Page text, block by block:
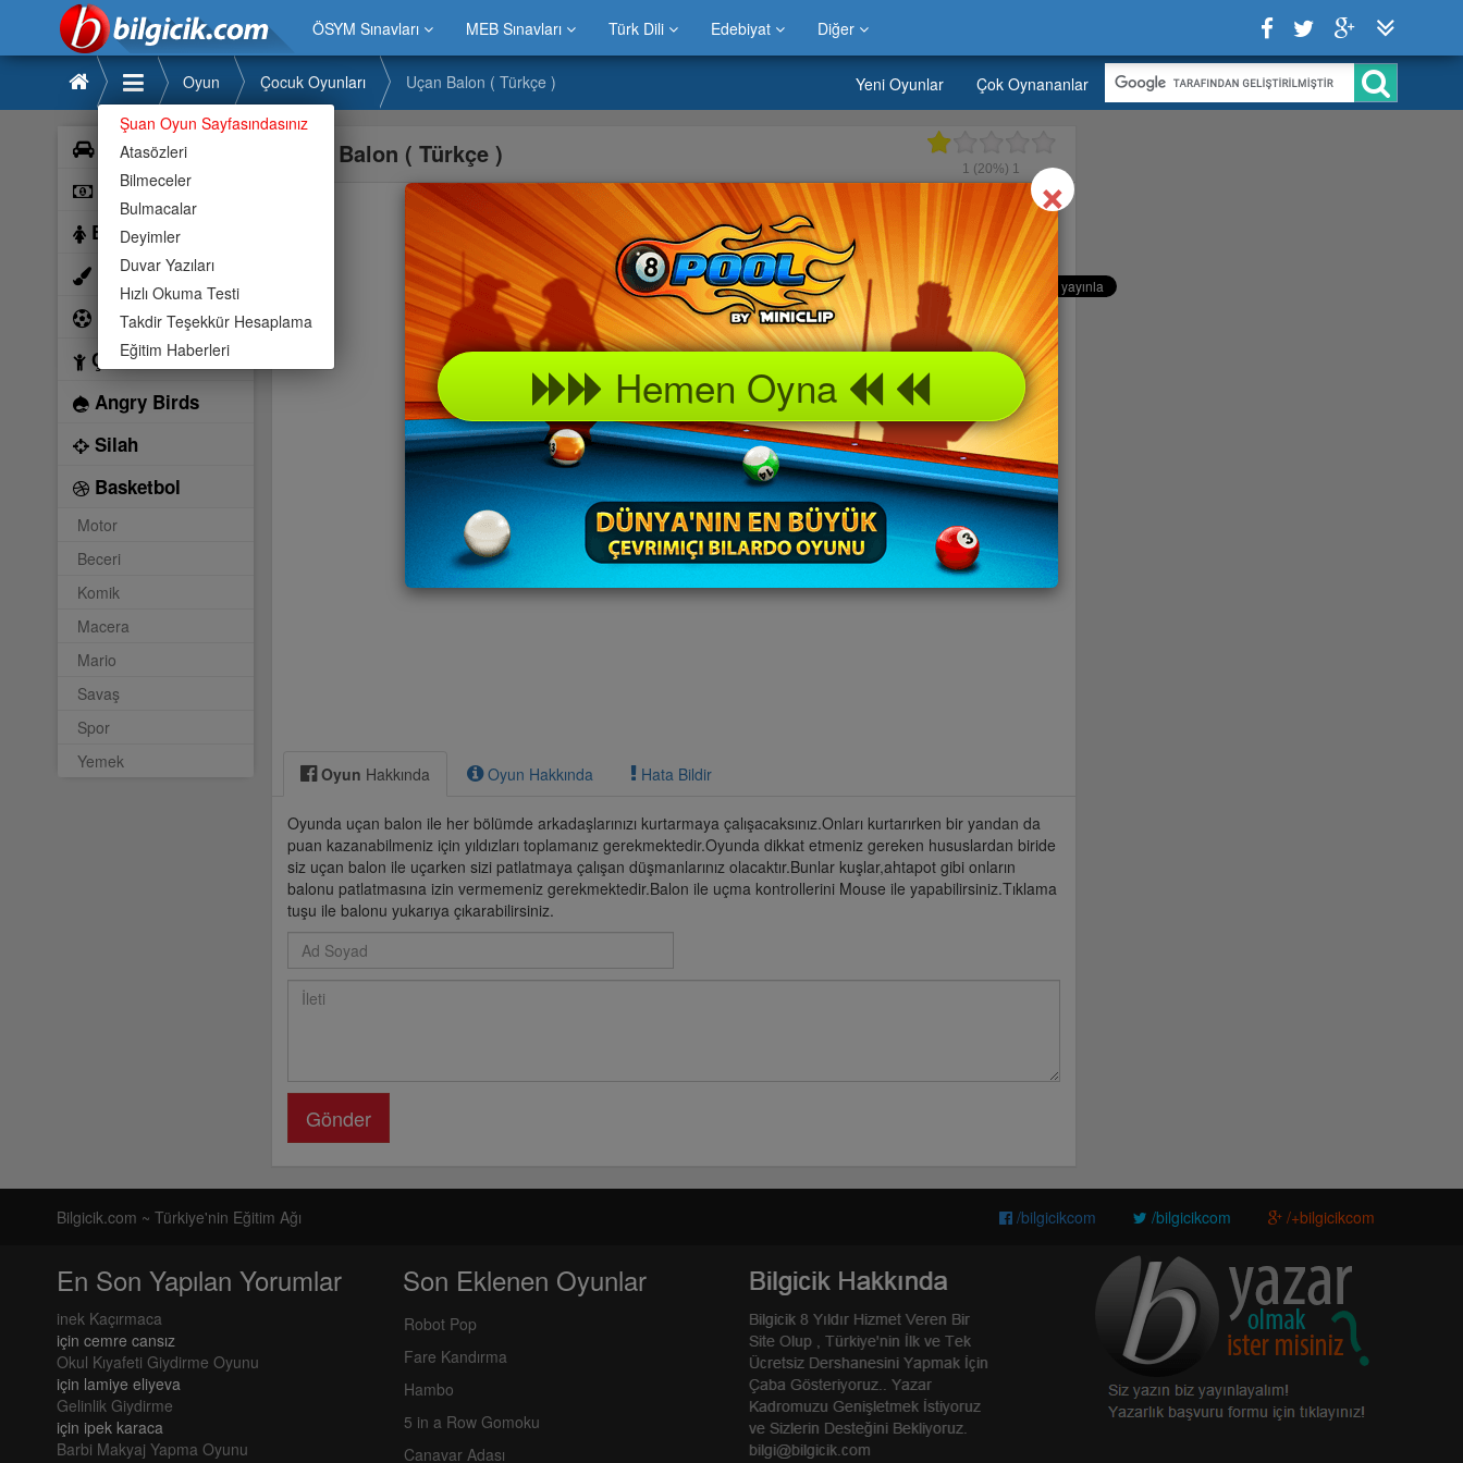
ÖSYM Sınavları MEB Sınavları Türk Dili Edebiyat Diğer
Şuan Oyun Sayfasındasınız
Atasözleri
Bilmeceler
Bulmacalar
Deyimler
Duvar Yazıları
Hızlı Okuma Testi
Takdir Teşekkür Hesaplama
Eğitim Haberleri
Oyun Çocuk Oyunları Uçan Balon ( Türkçe ) Yeni Oyunlar Çok Oynananlar
Araba
Bilardo
Barbie
Boyama
Futbol
Çocuk
Angry Birds
Silah
Basketbol
Motor
Beceri
Komik
Macera
Mario
Savaş
Spor
Yemek
Uçan Balon ( Türkçe ) 1 (20%) 1
Oyun Hakkında Oyun Hakkında Hata Bildir
Oyunda uçan balon ile her bölümde arkadaşlarınızı kurtarmaya çalışacaksınız.Onları kurtarırken bir yandan da
puan kazanabilmeniz için yıldızları toplamanız gerekmektedir.Oyunda dikkat etmeniz gereken hususlardan biride
siz uçan balon ile uçarken sizi patlatmaya çalışan düşmanlarınız olacaktır.Bunlar kuşlar,ahtapot gibi onların
balonu patlatmasına izin vermemeniz gerekmektedir.Balon ile uçma kontrollerini Mouse ile yapabilirsiniz.Tıklama
tuşu ile balonu yukarıya çıkarabilirsiniz.
Gönder
Bilgicik.com ~ Türkiye'nin Eğitim Ağı /bilgicikcom /bilgicikcom /+bilgicikcom
En Son Yapılan Yorumlar
inek Kaçırmaca
için cemre cansız
Okul Kıyafeti Giydirme Oyunu
için lamiye eliyeva
Gelinlik Giydirme
için ipek karaca
Barbi Makyaj Yapma Oyunu
Son Eklenen Oyunlar
Robot Pop
Fare Kandırma
Hambo
5 in a Row Gomoku
Canavar Adası
×Close
Hemen Oyna